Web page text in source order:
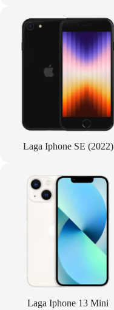
Laga Iphone SE (2022)
Laga Iphone 13 Mini